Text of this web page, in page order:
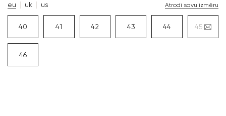
eu uk us Atrodi savu izmēru
40 41 42 43 44 45
46